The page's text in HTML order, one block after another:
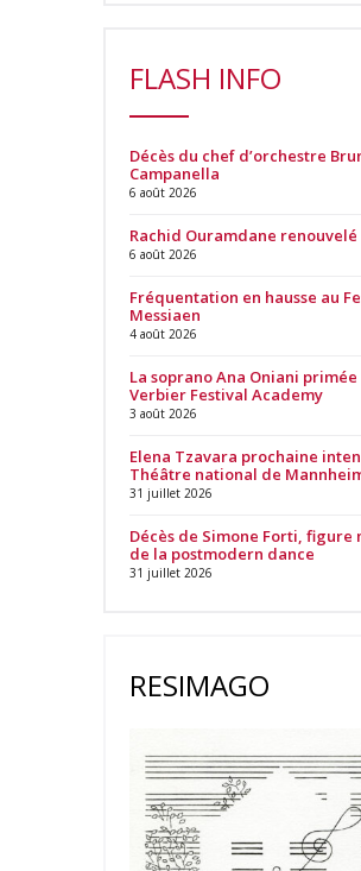
FLASH INFO
Décès du chef d’orchestre
Campanella
6 août 2026
Rachid Ouramdane
6 août 2026
Fréquentation en hausse au
Messiaen
4 août 2026
La soprano Ana Oniani primée
Verbier Festival Academy
3 août 2026
Elena Tzavara prochaine
Théâtre national de
31 juillet 2026
Décès de Simone Forti, figure
de la postmodern dance
31 juillet 2026
RESIMAGO